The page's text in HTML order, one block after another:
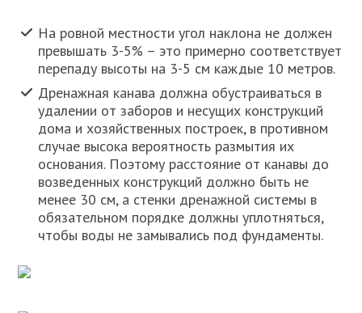
На ровной местности угол наклона не должен
превышать 3-5% – это примерно соответствует
перепаду высоты на 3-5 см каждые 10 метров.
Дренажная канава должна обустраиваться в
удалении от заборов и несущих конструкций
дома и хозяйственных построек, в противном
случае высока вероятность размытия их
основания. Поэтому расстояние от канавы до
возведенных конструкций должно быть не
менее 30 см, а стенки дренажной системы в
обязательном порядке должны уплотняться,
чтобы воды не замывались под фундаменты.